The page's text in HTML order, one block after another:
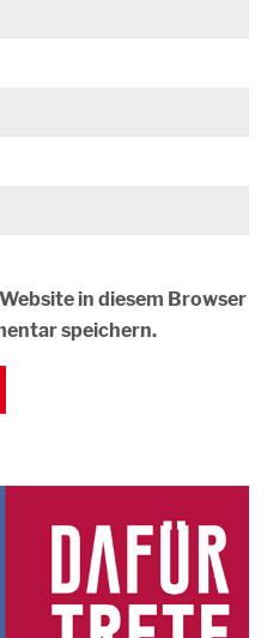
in diesem Browser
speichern.